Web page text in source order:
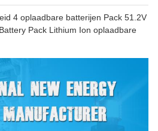
4 oplaadbare batterijen Pack 51.2V
Pack Lithium Ion oplaadbare